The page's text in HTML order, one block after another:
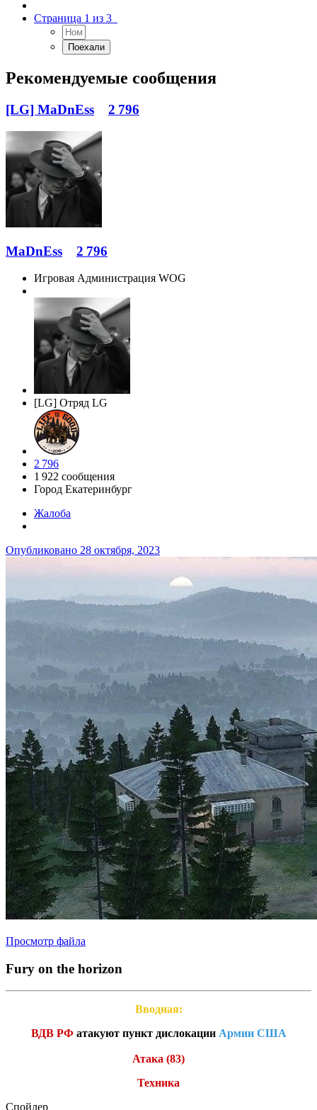
Страница 1 из 3
Рекомендуемые сообщения
[LG] MaDnEss 2 796
MaDnEss 2 796
Игровая Администрация WOG
[LG] Отряд LG
2 796
1 922 сообщения
Город Екатеринбург
Жалоба
Опубликовано 28 октября, 2023
Просмотр файла
Fury on the horizon
Вводная:
ВДВ РФ атакуют пункт дислокации Армии США
Атака (83)
Техника
Спойлер